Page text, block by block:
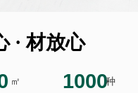
· 材放心
㎡ 1000种